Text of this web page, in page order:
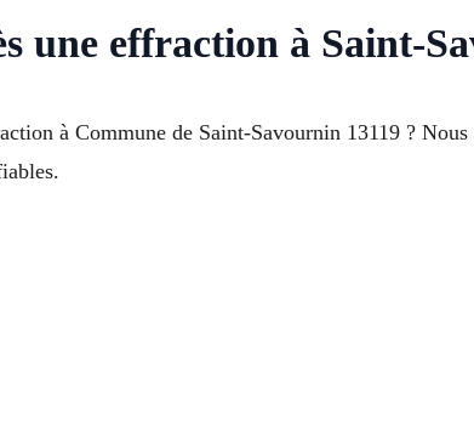
une effraction à Saint-
à Commune de Saint-Savournin 13119 ?